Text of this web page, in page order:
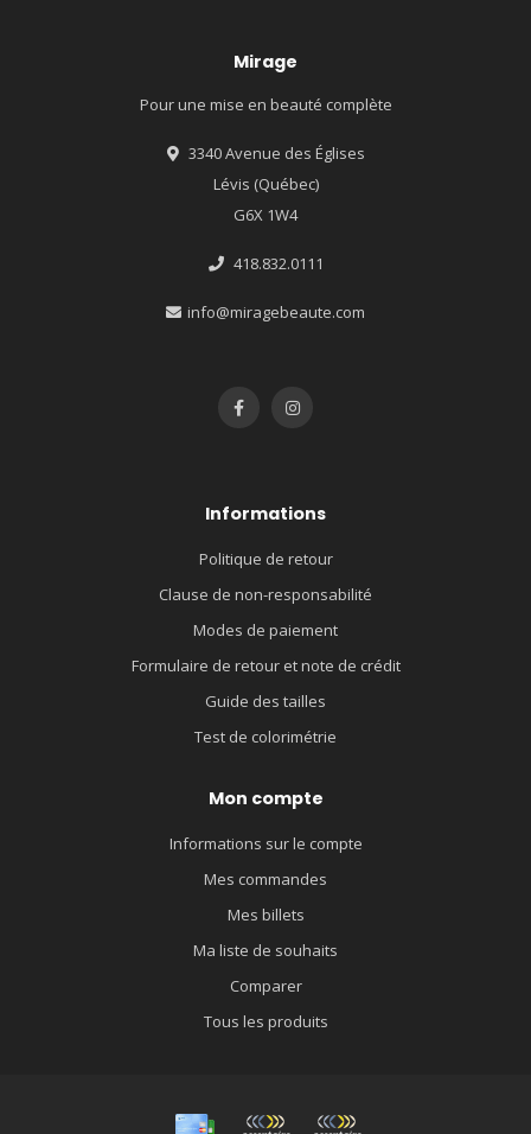
Mirage
Pour une mise en beauté complète
3340 Avenue des Églises
Lévis (Québec)
G6X 1W4
418.832.0111
info@miragebeaute.com
Informations
Politique de retour
Clause de non-responsabilité
Modes de paiement
Formulaire de retour et note de crédit
Guide des tailles
Test de colorimétrie
Mon compte
Informations sur le compte
Mes commandes
Mes billets
Ma liste de souhaits
Comparer
Tous les produits